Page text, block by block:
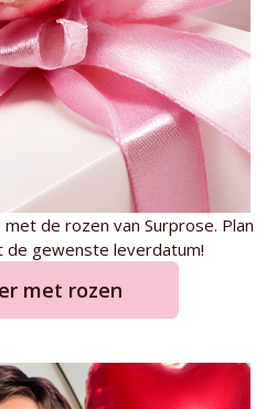
de rozen van Surprose. Plan
de gewenste leverdatum!
met rozen